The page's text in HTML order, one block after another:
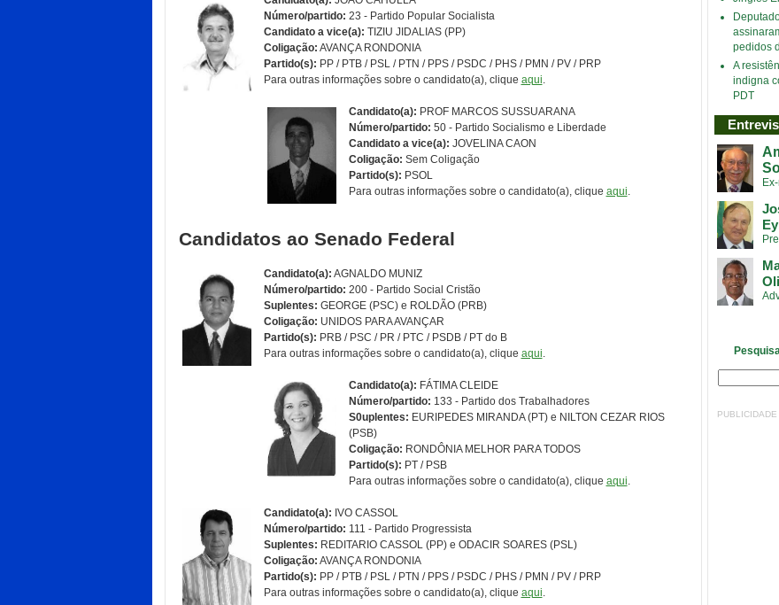
Número/partido: 23 - Partido Popular Socialista
Candidato a vice(a): TIZIU JIDALIAS (PP)
Coligação: AVANÇA RONDONIA
Partido(s): PP / PTB / PSL / PTN / PPS / PSDC / PHS / PMN / PV / PRP
Para outras informações sobre o candidato(a), clique aqui.
Candidato(a): PROF MARCOS SUSSUARANA
Número/partido: 50 - Partido Socialismo e Liberdade
Candidato a vice(a): JOVELINA CAON
Coligação: Sem Coligação
Partido(s): PSOL
Para outras informações sobre o candidato(a), clique aqui.
Candidatos ao Senado Federal
Candidato(a): AGNALDO MUNIZ
Número/partido: 200 - Partido Social Cristão
Suplentes: GEORGE (PSC) e ROLDÃO (PRB)
Coligação: UNIDOS PARA AVANÇAR
Partido(s): PRB / PSC / PR / PTC / PSDB / PT do B
Para outras informações sobre o candidato(a), clique aqui.
Candidato(a): FÁTIMA CLEIDE
Número/partido: 133 - Partido dos Trabalhadores
S0uplentes: EURIPEDES MIRANDA (PT) e NILTON CEZAR RIOS
(PSB)
Coligação: RONDÔNIA MELHOR PARA TODOS
Partido(s): PT / PSB
Para outras informações sobre o candidato(a), clique aqui.
Candidato(a): IVO CASSOL
Número/partido: 111 - Partido Progressista
Suplentes: REDITARIO CASSOL (PP) e ODACIR SOARES (PSL)
Coligação: AVANÇA RONDONIA
Partido(s): PP / PTB / PSL / PTN / PPS / PSDC / PHS / PMN / PV / PRP
Para outras informações sobre o candidato(a), clique aqui.
pedidos
A
indigna
PDT
PUBLICIDADE